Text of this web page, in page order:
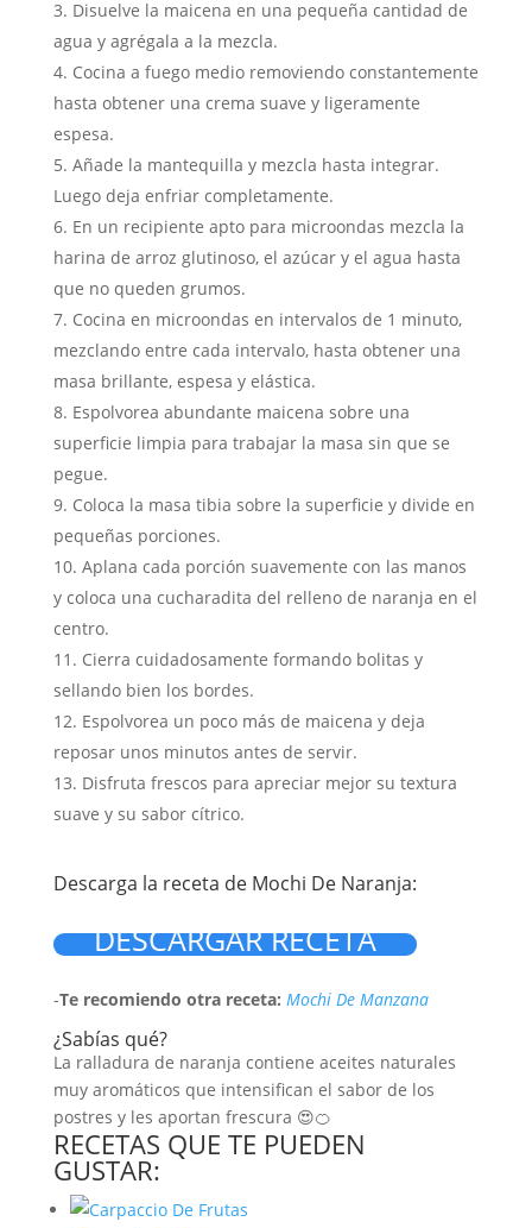
Disuelve la maicena en una pequeña cantidad de
agua y agrégala a la mezcla.
Cocina a fuego medio removiendo constantemente
hasta obtener una crema suave y ligeramente
espesa.
Añade la mantequilla y mezcla hasta integrar.
Luego deja enfriar completamente.
En un recipiente apto para microondas mezcla la
harina de arroz glutinoso, el azúcar y el agua hasta
que no queden grumos.
Cocina en microondas en intervalos de 1 minuto,
mezclando entre cada intervalo, hasta obtener una
masa brillante, espesa y elástica.
Espolvorea abundante maicena sobre una
superficie limpia para trabajar la masa sin que se
pegue.
Coloca la masa tibia sobre la superficie y divide en
pequeñas porciones.
Aplana cada porción suavemente con las manos
y coloca una cucharadita del relleno de naranja en el
centro.
Cierra cuidadosamente formando bolitas y
sellando bien los bordes.
Espolvorea un poco más de maicena y deja
reposar unos minutos antes de servir.
Disfruta frescos para apreciar mejor su textura
suave y su sabor cítrico.
Descarga la receta de Mochi De Naranja:
DESCARGAR RECETA
-Te recomiendo otra receta: Mochi De Manzana
¿Sabías qué?
La ralladura de naranja contiene aceites naturales
muy aromáticos que intensifican el sabor de los
postres y les aportan frescura 😍🍊
RECETAS QUE TE PUEDEN
GUSTAR: